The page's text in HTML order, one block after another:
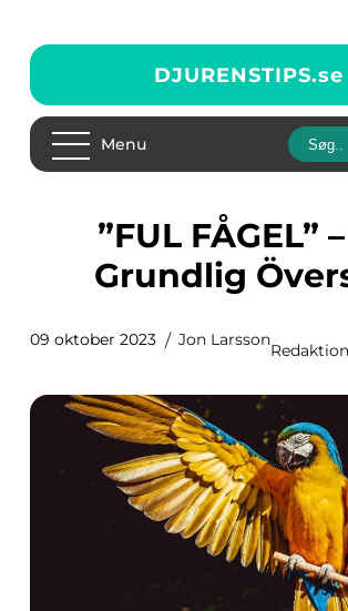
DJURENSTIPS.se
Menu
”FUL FÅGEL” – En
Grundlig
09 oktober 2023 Jon Larsson